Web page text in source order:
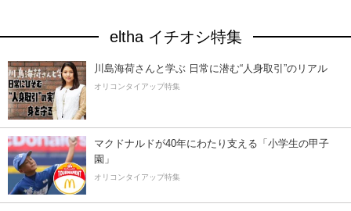
eltha イチオシ特集
川島海荷さんと学ぶ 日常に潜む“人身取引”のリアル
オリコンタイアップ特集
マクドナルドが40年にわたり支える「小学生の甲子
園」
オリコンタイアップ特集